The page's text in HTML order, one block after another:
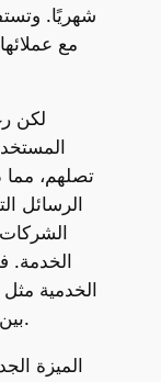
شهريًا.
مع
لكن
تصلهم، مما
الرسائل
الخدمة.
الخدمية
بين مصالح الشركات وراحة المستخدمين.
الميزة